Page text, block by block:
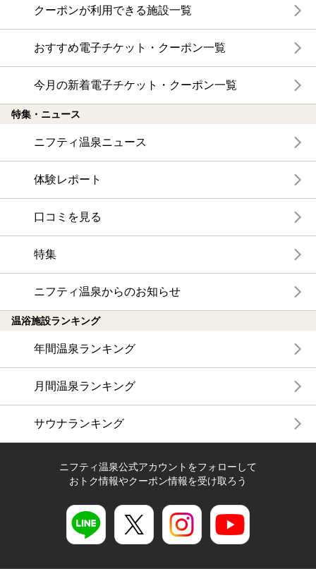
クーポンが利用できる施設一覧
おすすめ電子チケット・クーポン一覧
今月の新着電子チケット・クーポン一覧
特集・ニュース
ニフティ温泉ニュース
体験レポート
口コミを見る
特集
ニフティ温泉からのお知らせ
温浴施設ランキング
年間温泉ランキング
月間温泉ランキング
サウナランキング
ニフティ温泉公式アカウントをフォローして
おトク情報やクーポン情報を受け取ろう